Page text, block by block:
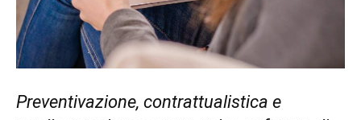
Preventivazione, contrattualistica e